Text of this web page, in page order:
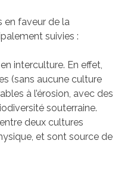
en faveur de la
suivies :
interculture. En effet,
(sans aucune culture
à l’érosion, avec des
souterraine.
deux cultures
et sont source de